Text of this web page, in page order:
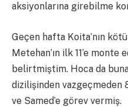
aksiyonlarına girebilme
Geçen hafta Koita’nın
Metehan’ın ilk 11’e
belirtmiştim. Hoca da
dizilişinden vazgeçmeden
ve Samed’e görev vermiş.